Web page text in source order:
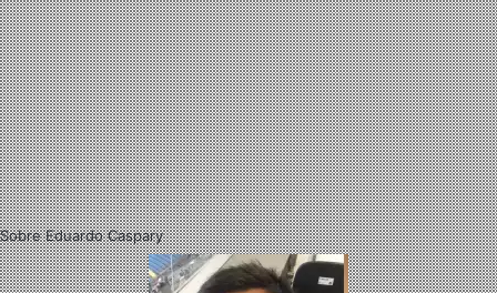
Sobre Eduardo Caspary